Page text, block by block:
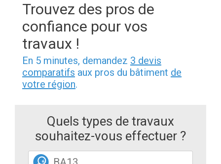
Trouvez des pros de
confiance pour vos
travaux !
En 5 minutes, demandez 3 devis
comparatifs aux pros du bâtiment de
votre région.
Quels types de travaux
souhaitez-vous effectuer ?